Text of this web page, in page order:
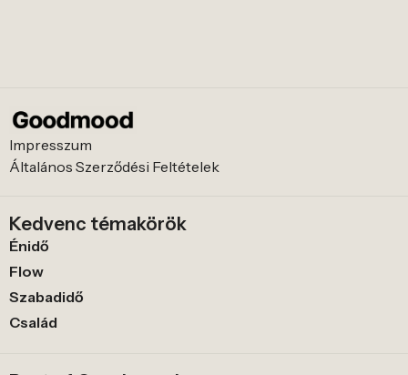
Impresszum
Általános Szerződési Feltételek
Kedvenc témakörök
Énidő
Flow
Szabadidő
Család